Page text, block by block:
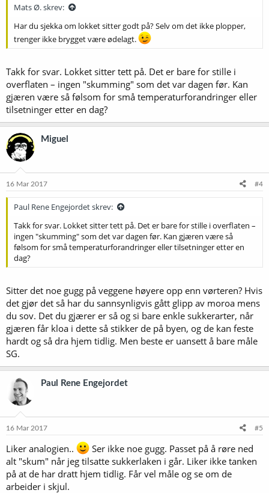
Mats Ø. skrev:
Har du sjekka om lokket sitter godt på? Selv om det ikke plopper,
trenger ikke brygget være ødelagt.
Takk for svar. Lokket sitter tett på. Det er bare for stille i
overflaten – ingen "skumming" som det var dagen før. Kan
gjæren være så følsom for små temperaturforandringer eller
tilsetninger etter en dag?
Miguel
16 Mar 2017 #4
Paul Rene Engejordet skrev:
Takk for svar. Lokket sitter tett på. Det er bare for stille i overflaten –
ingen "skumming" som det var dagen før. Kan gjæren være så
følsom for små temperaturforandringer eller tilsetninger etter en
dag?
Sitter det noe gugg på veggene høyere opp enn vørteren? Hvis
det gjør det så har du sannsynligvis gått glipp av moroa mens
du sov. Det du gjærer er så og si bare enkle sukkerarter, når
gjæren får kloa i dette så stikker de på byen, og de kan feste
hardt og så dra hjem tidlig. Men beste er uansett å bare måle
SG.
Paul Rene Engejordet
16 Mar 2017 #5
Liker analogien..
Ser ikke noe gugg. Passet på å røre ned
alt "skum" når jeg tilsatte sukkerlaken i går. Liker ikke tanken
på at de har dratt hjem tidlig. Får vel måle og se om de
arbeider i skjul.